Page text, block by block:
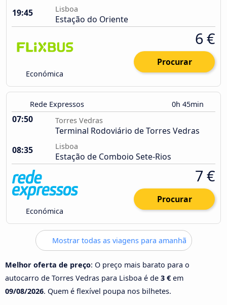
19:45
Lisboa
Estação do Oriente
Económica
6 €
Procurar
Rede Expressos 0h 45min
07:50 Torres Vedras
Terminal Rodoviário de Torres Vedras
08:35
Lisboa
Estação de Comboio Sete-Rios
Económica
7 €
Procurar
Mostrar todas as viagens para amanhã
Melhor oferta de preço: O preço mais barato para o
autocarro de Torres Vedras para Lisboa é de 3 € em
09/08/2026. Quem é flexível poupa nos bilhetes.